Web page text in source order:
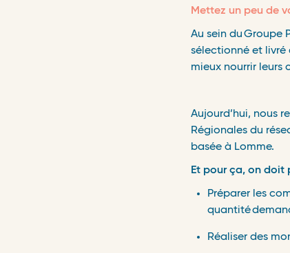
Mettez un peu de
Au sein duGroupe
sé lectionné et livré
mieux nourrir leurs
Aujourd’hui, nous
Régionales du
basée à Lomme.
Et pour ça, on doit
Préparer les
quantité
Réaliser des